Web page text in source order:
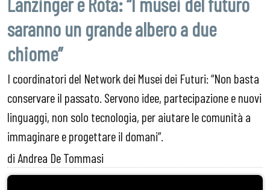
saranno un grande albero a due
chiome”
I coordinatori del Network dei Musei dei Futuri: “Non basta
conservare il passato. Servono idee, partecipazione e nuovi
linguaggi, non solo tecnologia, per aiutare le comunità a
immaginare e progettare il domani”.
di Andrea De Tommasi